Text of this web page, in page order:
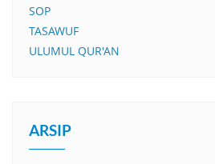
SOP
TASAWUF
ULUMUL QUR'AN
ARSIP